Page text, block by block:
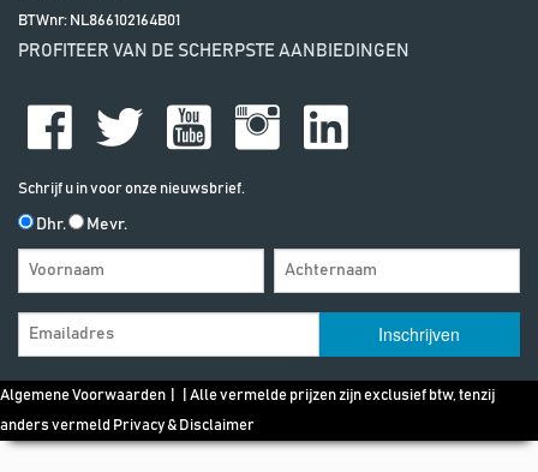
BTWnr: NL866102164B01
PROFITEER VAN DE SCHERPSTE AANBIEDINGEN
Schrijf u in voor onze nieuwsbrief.
Dhr. Mevr.
Algemene Voorwaarden | | Alle vermelde prijzen zijn exclusief btw, tenzij
anders vermeld Privacy & Disclaimer